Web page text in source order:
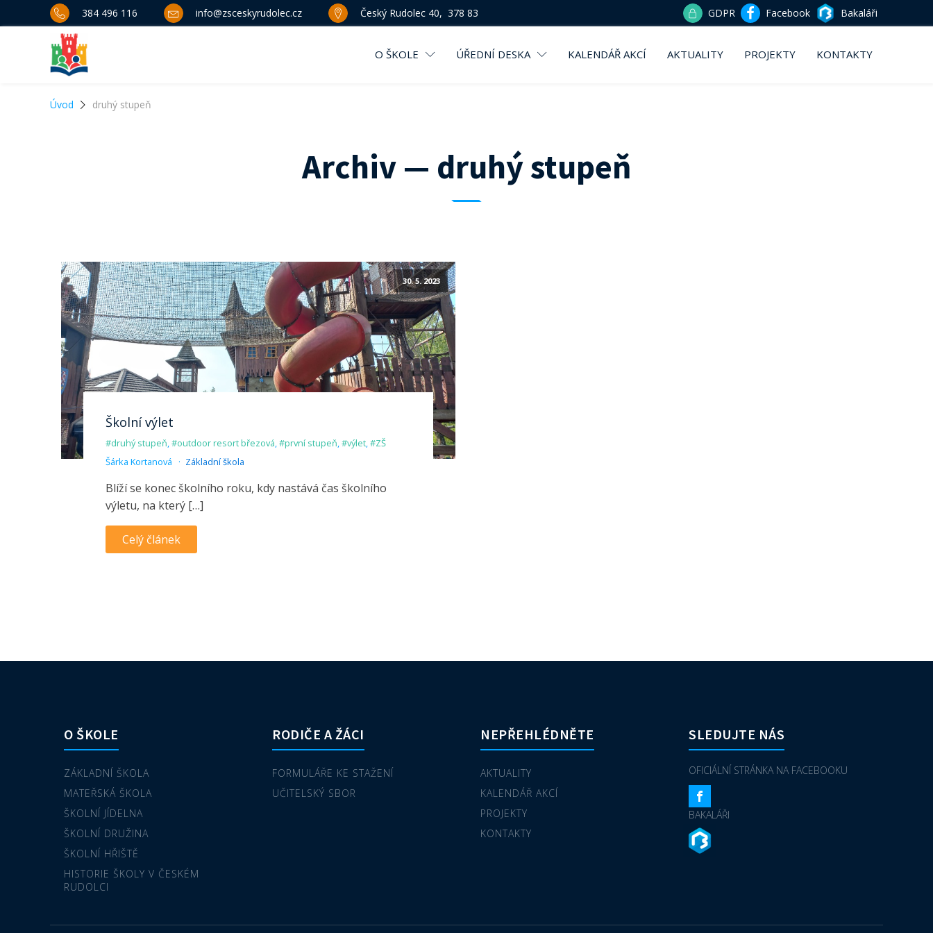
384 496 116 info@zsceskyrudolec.cz Český Rudolec 40, 378 83 GDPR Facebook Bakaláři
O ŠKOLE ÚŘEDNÍ DESKA KALENDÁŘ AKCÍ AKTUALITY PROJEKTY KONTAKTY
Úvod druhý stupeň
Archiv — druhý stupeň
30. 5. 2023
Školní výlet
#druhý stupeň,#outdoor resort březová,#první stupeň,#výlet,#ZŠ
Šárka Kortanová
Základní škola
Blíží se konec školního roku, kdy nastává čas školního
výletu, na který […]
Celý článek
O ŠKOLE
ZÁKLADNÍ ŠKOLA
MATEŘSKÁ ŠKOLA
ŠKOLNÍ JÍDELNA
ŠKOLNÍ DRUŽINA
ŠKOLNÍ HŘIŠTĚ
HISTORIE ŠKOLY V ČESKÉM
RUDOLCI
RODIČE A ŽÁCI
FORMULÁŘE KE STAŽENÍ
UČITELSKÝ SBOR
NEPŘEHLÉDNĚTE
AKTUALITY
KALENDÁŘ AKCÍ
PROJEKTY
KONTAKTY
SLEDUJTE NÁS
OFICIÁLNÍ STRÁNKA NA FACEBOOKU
BAKALÁŘI